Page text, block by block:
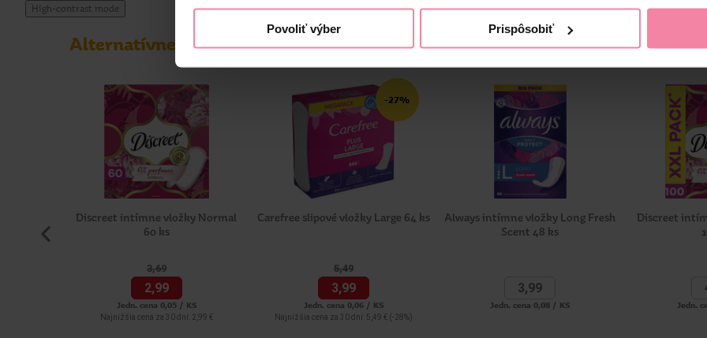
Povoliť výber Prispôsobiť
High-contrast mode
Alternatívne produkty
Discreet intímne vložky Normal
60 ks
3,69
2,99
Jedn. cena 0,05 / KS
Najnižšia cena za 30 dní: 2,99 €
-27%
Carefree slipové vložky Large 64 ks
5,49
3,99
Jedn. cena 0,06 / KS
Najnižšia cena za 30 dní: 5,49 € (-28%)
Always intímne vložky Long Fresh
Scent 48 ks
3,99
Jedn. cena 0,08 / KS
Discreet
Jedn.